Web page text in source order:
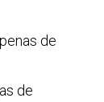
de
de